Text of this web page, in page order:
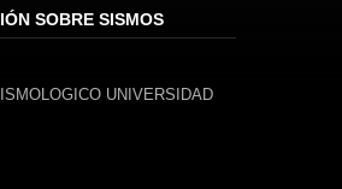
SOBRE SISMOS
UNIVERSIDAD